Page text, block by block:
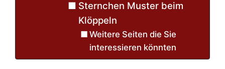
Sternchen Muster beim
Klöppeln
Weitere Seiten die Sie
interessieren könnten